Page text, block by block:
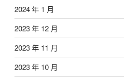
2024 年 1 月
2023 年 12 月
2023 年 11 月
2023 年 10 月